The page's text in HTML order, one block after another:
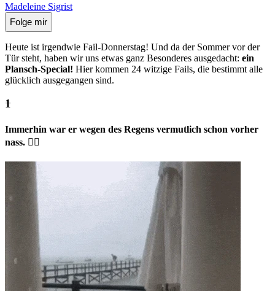
Madeleine Sigrist
Folge mir
Heute ist irgendwie Fail-Donnerstag! Und da der Sommer vor der
Tür steht, haben wir uns etwas ganz Besonderes ausgedacht: ein
Plansch-Special! Hier kommen 24 witzige Fails, die bestimmt alle
glücklich ausgegangen sind.
Immerhin war er wegen des Regens vermutlich schon vorher
nass. 🤷‍♀️